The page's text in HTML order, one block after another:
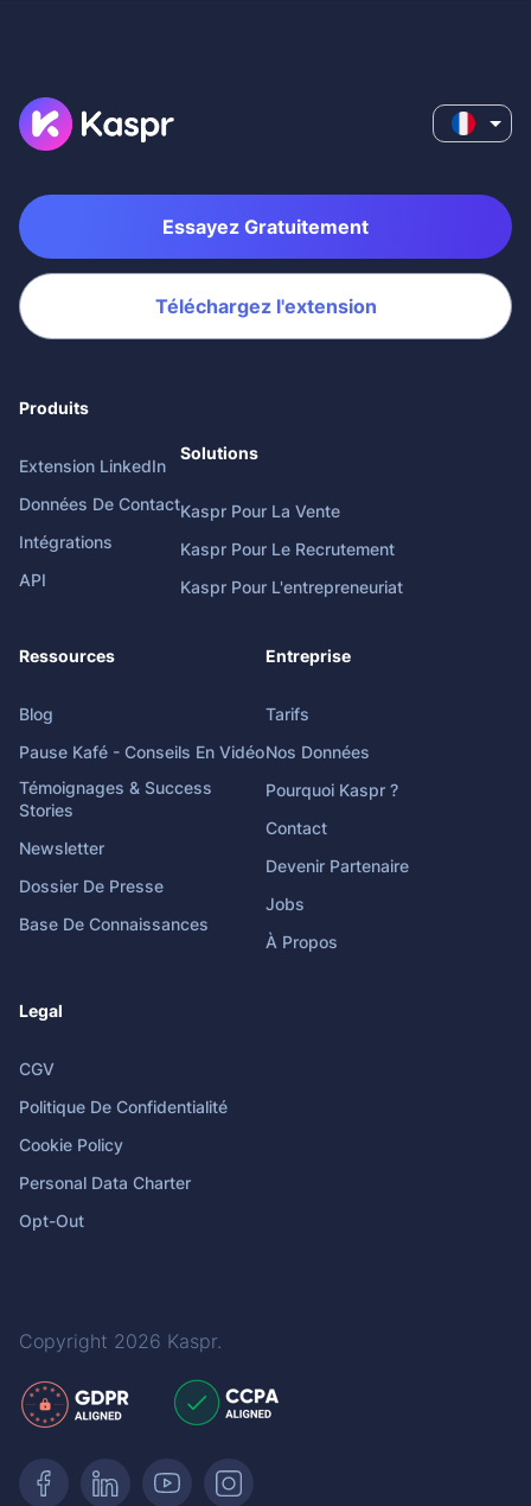
Essayez Gratuitement
Téléchargez l'extension
Produits
Extension LinkedIn
Données De Contact
Intégrations
API
Solutions
Kaspr Pour La Vente
Kaspr Pour Le Recrutement
Kaspr Pour L'entrepreneuriat
Ressources
Blog
Pause Kafé - Conseils En Vidéo
Témoignages & Success
Stories
Newsletter
Dossier De Presse
Base De Connaissances
Entreprise
Tarifs
Nos Données
Pourquoi Kaspr ?
Contact
Devenir Partenaire
Jobs
À Propos
Legal
CGV
Politique De Confidentialité
Cookie Policy
Personal Data Charter
Opt-Out
Copyright 2026 Kaspr.